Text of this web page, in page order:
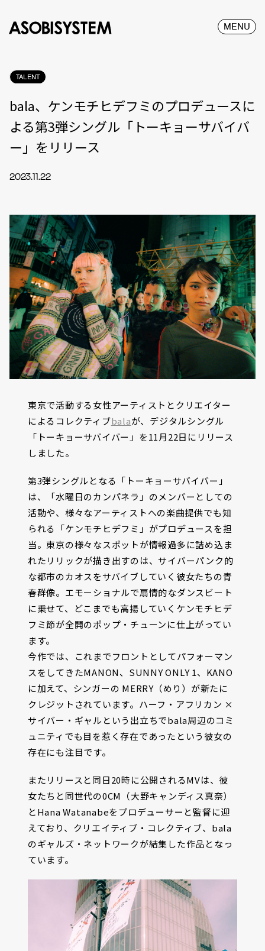
MENU
TALENT
bala、ケンモチヒデフミのプロデュースに
よる第3弾シングル「トーキョーサバイバ
ー」をリリース
2023.11.22
東京で活動する女性アーティストとクリエイター
によるコレクティブbalaが、デジタルシングル
「トーキョーサバイバー」を11月22日にリリース
しました。
第3弾シングルとなる「トーキョーサバイバー」
は、「水曜日のカンパネラ」のメンバーとしての
活動や、様々なアーティストへの楽曲提供でも知
られる「ケンモチヒデフミ」がプロデュースを担
当。東京の様々なスポットが情報過多に詰め込ま
れたリリックが描き出すのは、サイバーパンク的
な都市のカオスをサバイブしていく彼女たちの青
春群像。エモーショナルで扇情的なダンスビート
に乗せて、どこまでも高揚していくケンモチヒデ
フミ節が全開のポップ・チューンに仕上がってい
ます。
今作では、これまでフロントとしてパフォーマン
スをしてきたMANON、SUNNY ONLY 1、KANO
に加えて、シンガーの MERRY（めり）が新たに
クレジットされています。ハーフ・アフリカン ×
サイバー・ギャルという出立ちでbala周辺のコミ
ュニティでも目を惹く存在であったという彼女の
存在にも注目です。
またリリースと同日20時に公開されるMVは、彼
女たちと同世代の0CM（大野キャンディス真奈）
とHana Watanabeをプロデューサーと監督に迎
えており、クリエイティブ・コレクティブ、bala
のギャルズ・ネットワークが結集した作品となっ
ています。